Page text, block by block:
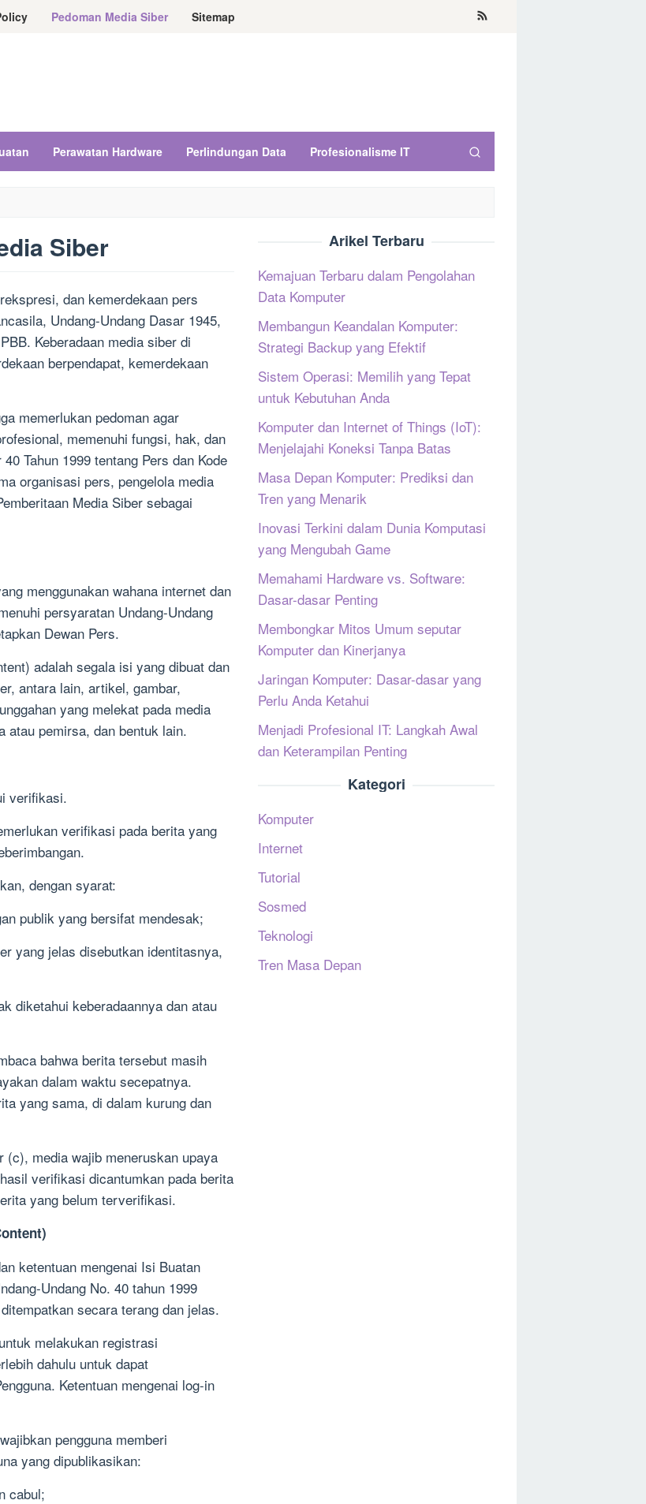
Pedoman Media Siber Sitemap
Perawatan Hardware Perlindungan Data Profesionalisme IT
Siber
dan kemerdekaan pers
Undang-Undang Dasar 1945,
Keberadaan media siber di
berpendapat, kemerdekaan
memerlukan pedoman agar
memenuhi fungsi, hak, dan
Tahun 1999 tentang Pers dan Kode
organisasi pers, pengelola media
Media Siber sebagai
menggunakan wahana internet dan
persyaratan Undang-Undang
Dewan Pers.
adalah segala isi yang dibuat dan
antara lain, artikel, gambar,
yang melekat pada media
atau pemirsa, dan bentuk lain.
verifikasi.
verifikasi pada berita yang
dengan syarat:
publik yang bersifat mendesak;
yang jelas disebutkan identitasnya,
diketahui keberadaannya dan atau
bahwa berita tersebut masih
dalam waktu secepatnya.
yang sama, di dalam kurung dan
(c), media wajib meneruskan upaya
verifikasi dicantumkan pada berita
yang belum terverifikasi.
ketentuan mengenai Isi Buatan
Undang No. 40 tahun 1999
secara terang dan jelas.
melakukan registrasi
dahulu untuk dapat
Ketentuan mengenai log-in
pengguna memberi
yang dipublikasikan:
cabul;
Arikel Terbaru
Kemajuan Terbaru dalam Pengolahan
Data Komputer
Membangun Keandalan Komputer:
Strategi Backup yang Efektif
Sistem Operasi: Memilih yang Tepat
untuk Kebutuhan Anda
Komputer dan Internet of Things (IoT):
Menjelajahi Koneksi Tanpa Batas
Masa Depan Komputer: Prediksi dan
Tren yang Menarik
Inovasi Terkini dalam Dunia Komputasi
yang Mengubah Game
Memahami Hardware vs. Software:
Dasar-dasar Penting
Membongkar Mitos Umum seputar
Komputer dan Kinerjanya
Jaringan Komputer: Dasar-dasar yang
Perlu Anda Ketahui
Menjadi Profesional IT: Langkah Awal
dan Keterampilan Penting
Kategori
Komputer
Internet
Tutorial
Sosmed
Teknologi
Tren Masa Depan